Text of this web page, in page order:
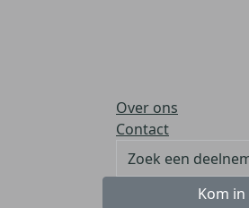
Over ons
Contact
Kom